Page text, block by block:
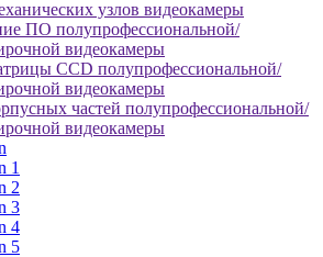
узлов видеокамеры
ПО полупрофессиональной/
видеокамеры
CCD полупрофессиональной/
видеокамеры
частей полупрофессиональной/
видеокамеры
1
2
3
4
5